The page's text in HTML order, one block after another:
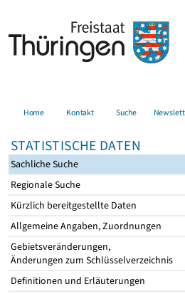
Home Kontakt Suche
STATISTISCHE DATEN
Sachliche Suche
Regionale Suche
Kürzlich bereitgestellte Daten
Allgemeine Angaben, Zuordnungen
Gebietsveränderungen,
Änderungen zum Schlüsselverzeichnis
Definitionen und Erläuterungen